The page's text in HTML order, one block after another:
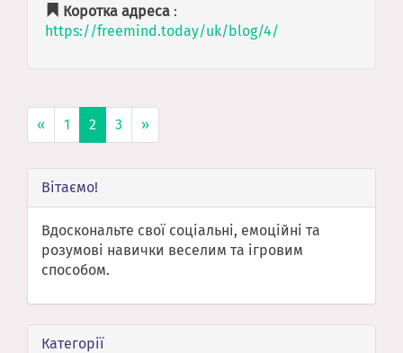
Коротка адреса :
https://freemind.today/uk/blog/4/
« 1 2 3 »
Вітаємо!
Вдоскональте свої соціальні, емоційні та
розумові навички веселим та ігровим
способом.
Категорії